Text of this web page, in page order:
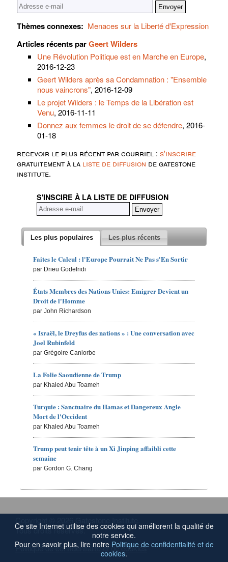
Thèmes connexes: Menaces sur la Liberté d'Expression
Articles récents parGeert Wilders
Une Révolution Politique est en Marche en Europe,
2016-12-23
Geert Wilders après sa Condamnation : "Ensemble
nous vaincrons", 2016-12-09
Le projet Wilders : le Temps de la Libération est
Venu, 2016-11-11
Donnez aux femmes le droit de se défendre, 2016-
01-18
recevoir le plus récent par courriel : s'inscrire
gratuitement à la liste de diffusion de gatestone
institute.
S'INSCIRE À LA LISTE DE DIFFUSION
Les plus populaires Les plus récents
Faites le Calcul : l'Europe Pourrait Ne Pas s'En Sortir
par Drieu Godefridi
États Membres des Nations Unies: Emigrer Devient un
Droit de l'Homme
par John Richardson
« Israël, le Dreyfus des nations » : Une conversation avec
Joel Rubinfeld
par Grégoire Canlorbe
La Folie Saoudienne de Trump
par Khaled Abu Toameh
Turquie : Sanctuaire du Hamas et Dangereux Angle
Mort de l'Occident
par Khaled Abu Toameh
Trump peut tenir tête à un Xi Jinping affaibli cette
semaine
par Gordon G. Chang
Tous droits réservés.
Politique de confidentialité et de cookies
Ce site Internet utilise des cookies qui améliorent la qualité de
notre service.
Pour en savoir plus, lire notre Politique de confidentialité et de
cookies.